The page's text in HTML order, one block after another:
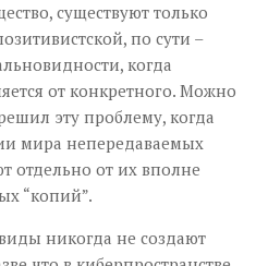
существуют только
по сути –
когда
от конкретного. Можно
эту проблему, когда
мира непередаваемых
отдельно от их вполне
“копий”.
никогда не создают